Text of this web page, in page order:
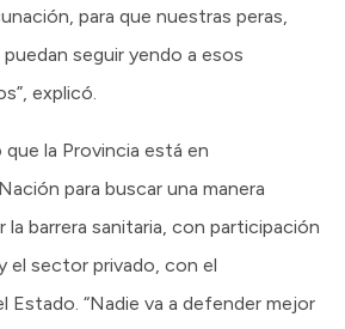
para que nuestras peras,
seguir yendo a esos
explicó.
la Provincia está en
para buscar una manera
barrera sanitaria, con participación
el sector privado, con el
Estado. “Nadie va a defender mejor